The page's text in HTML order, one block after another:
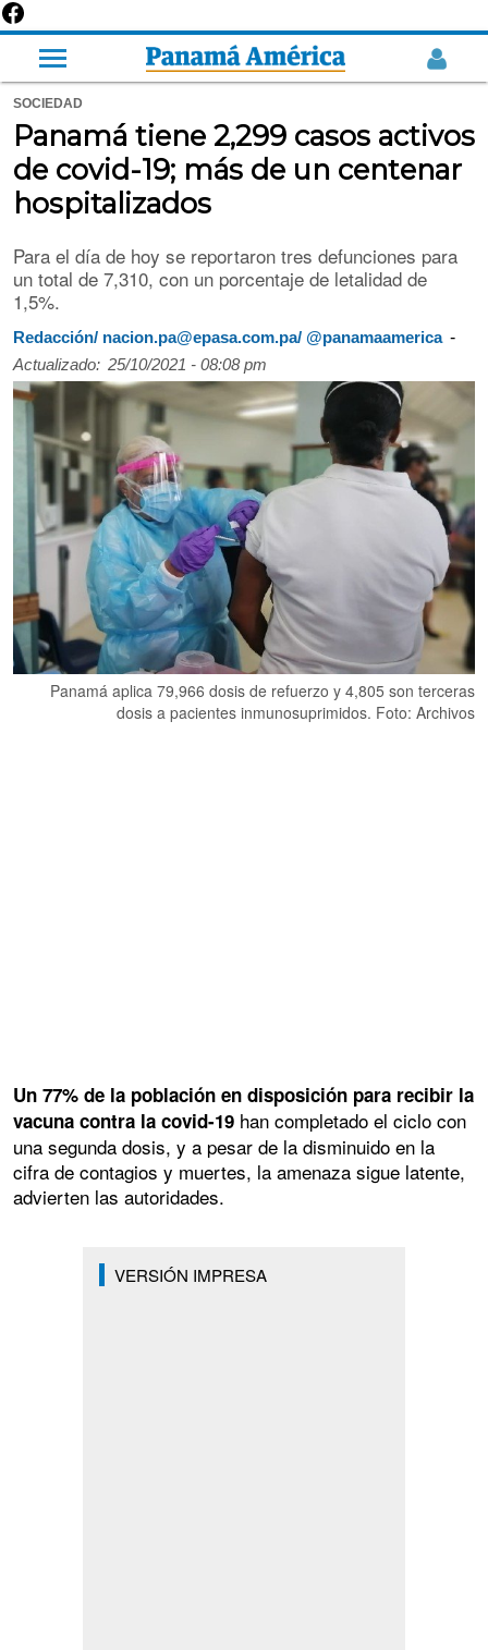
SOCIEDAD
Panamá tiene 2,299 casos activos
de covid-19; más de un centenar
hospitalizados
Para el día de hoy se reportaron tres defunciones para
un total de 7,310, con un porcentaje de letalidad de
1,5%.
Redacción/ nacion.pa@epasa.com.pa/ @panamaamerica -
Actualizado: 25/10/2021 - 08:08 pm
Panamá aplica 79,966 dosis de refuerzo y 4,805 son terceras
dosis a pacientes inmunosuprimidos. Foto: Archivos
Un 77% de la población en disposición para recibir la
vacuna contra la covid-19 han completado el ciclo con
una segunda dosis, y a pesar de la disminuido en la
cifra de contagios y muertes, la amenaza sigue latente,
advierten las autoridades.
VERSIÓN IMPRESA